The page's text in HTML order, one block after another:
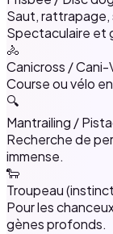
Saut,
Spectaculaire et
🚴
Canicross / Cani-
Course ou vélo
🔍
Mantrailing /
Recherche de
immense.
🐑
Troupeau
Pour les
gènes profonds.